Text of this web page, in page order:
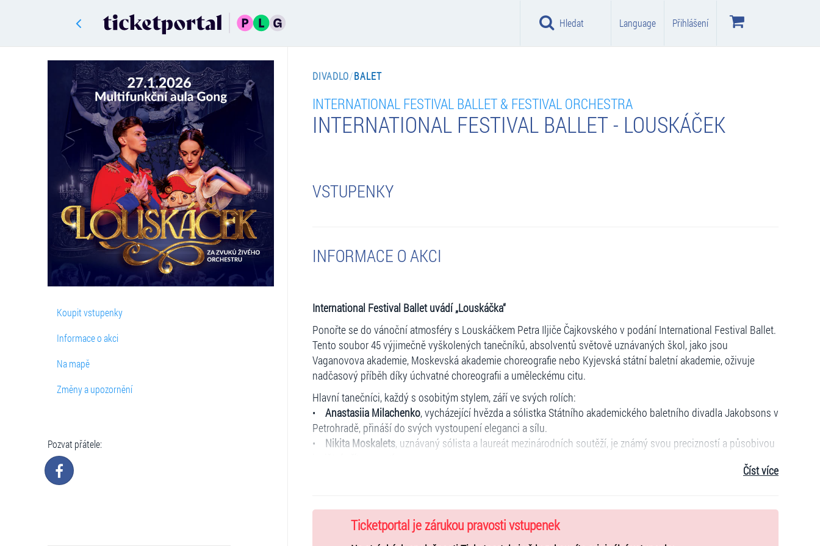
Hledat Language Přihlášení
Koupit vstupenky
Informace o akci
Na mapě
Změny a upozornění
Pozvat přátele:
DIVADLO/BALET
INTERNATIONAL FESTIVAL BALLET & FESTIVAL ORCHESTRA
INTERNATIONAL FESTIVAL BALLET - LOUSKÁČEK
VSTUPENKY
INFORMACE O AKCI
International Festival Ballet uvádí „Louskáčka“
Ponořte se do vánoční atmosféry s Louskáčkem Petra Iljiče Čajkovského v podání International Festival Ballet.
Tento soubor 45 výjimečně vyškolených tanečníků, absolventů světově uznávaných škol, jako jsou
Vaganovova akademie, Moskevská akademie choreografie nebo Kyjevská státní baletní akademie, oživuje
nadčasový příběh díky úchvatné choreografii a uměleckému citu.
Hlavní tanečníci, každý s osobitým stylem, září ve svých rolích:
• Anastasiia Milachenko, vycházející hvězda a sólistka Státního akademického baletního divadla Jakobsons v
Petrohradě, přináší do svých vystoupení eleganci a sílu.
•
Nikita Moskalets, uznávaný sólista a laureát mezinárodních soutěží, je známý svou precizností a působivou
, vyškolený na La Scale a Vaganovově akademii, ztělesňuje eleganci a hloubku v každém
Vystoupení povyšuježivá hudba Orchestru Státního akademického divadla opery a baletu Marie Biesu pod
vedením dirigenta Normundse Vaicise. Jejich mistrovské provedení ikonické Čajkovského hudby dodává této
vánoční klasice kouzlo a teplo, které diváky přenese do světa fantazie a zázraků.
Číst více
Ticketportal je zárukou pravosti vstupenek